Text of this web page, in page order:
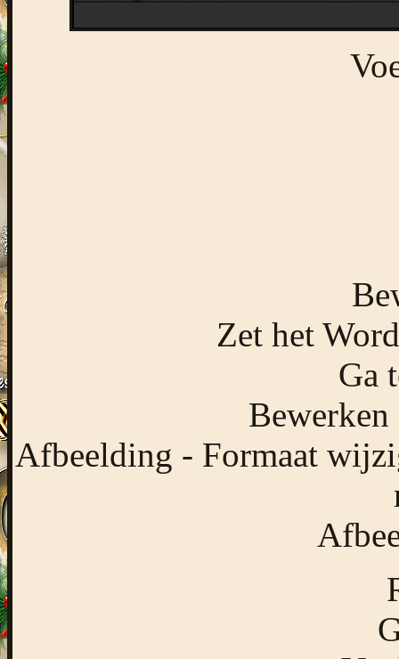
Zet het
Ga
Afbeelding - Formaat